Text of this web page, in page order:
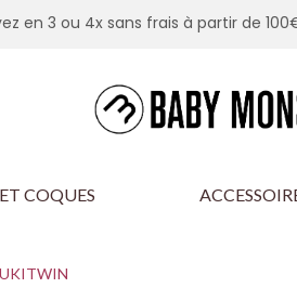
en 3 ou 4x sans frais à partir de
COQUES